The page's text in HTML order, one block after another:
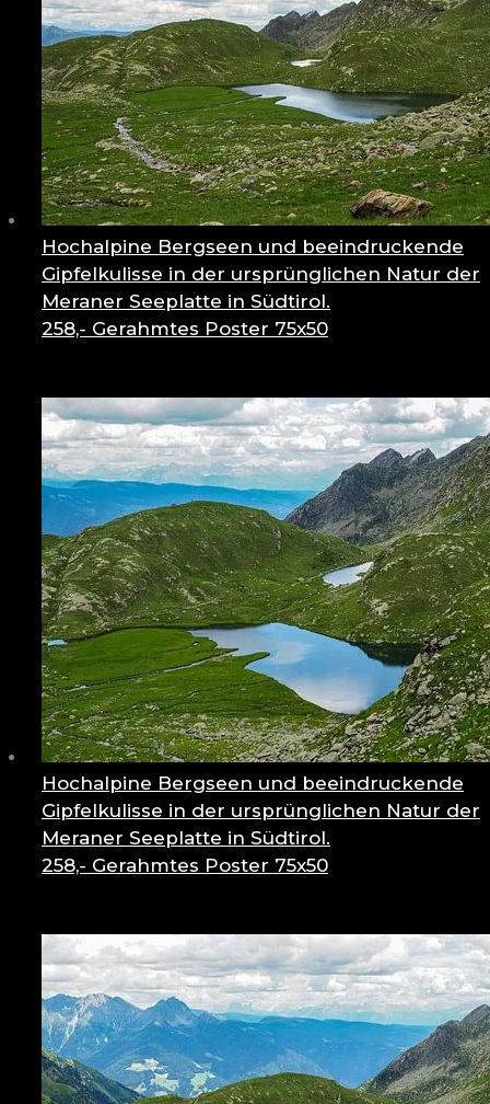
Hochalpine Bergseen und beeindruckende
Gipfelkulisse in der ursprünglichen Natur der
Meraner Seeplatte in Südtirol.
258,- Gerahmtes Poster 75x50
Hochalpine Bergseen und beeindruckende
Gipfelkulisse in der ursprünglichen Natur der
Meraner Seeplatte in Südtirol.
258,- Gerahmtes Poster 75x50